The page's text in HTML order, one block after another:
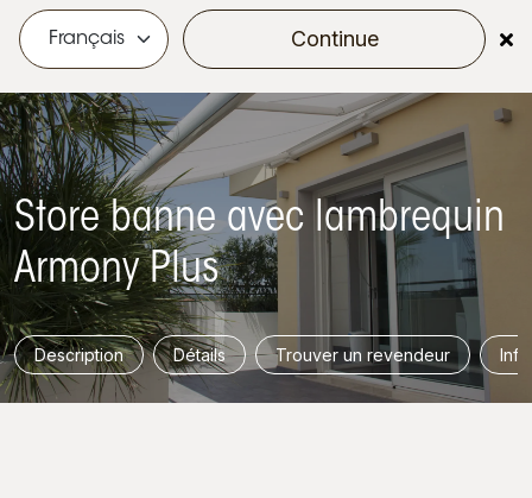
Continue
Store banne avec lambrequin
Armony Plus
Description Détails Trouver un revendeur